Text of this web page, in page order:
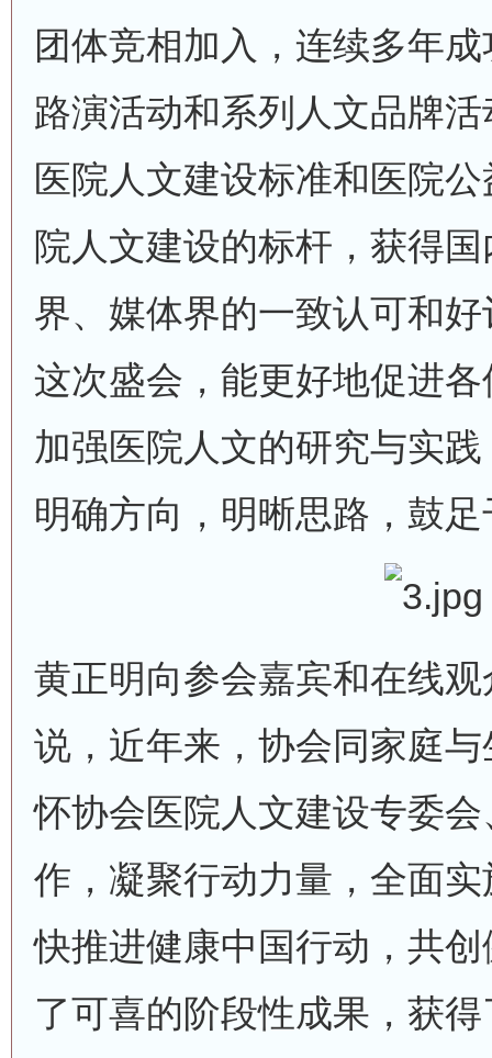
团体竞相加入，连续多年
路演活动和系列人文品牌
医院人文建设标准和医院
院人文建设的标杆，获得
界、媒体界的一致认可和
这次盛会，能更好地促进
加强医院人文的研究与实
明确方向，明晰思路，鼓
黄正明向参会嘉宾和在线
说，近年来，协会同家庭
怀协会医院人文建设专委
作，凝聚行动力量，全面
快推进健康中国行动，共
了可喜的阶段性成果，获